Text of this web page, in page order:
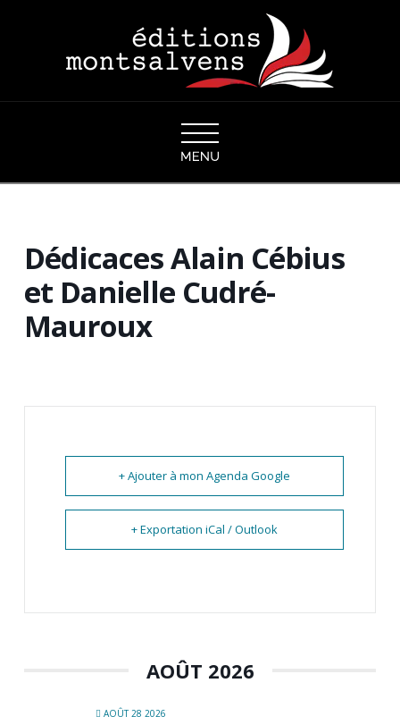
Dédicaces Alain Cébius
et Danielle Cudré-
Mauroux
+ Ajouter à mon Agenda Google
+ Exportation iCal / Outlook
AOÛT 2026
AOÛT 28 2026